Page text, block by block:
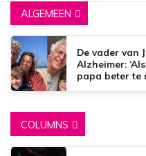
ALGEMEEN
De vader van
Alzheimer:
papa beter te
COLUMNS